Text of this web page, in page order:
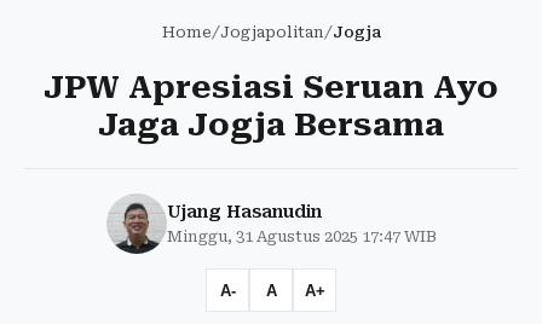
Home/Jogjapolitan/Jogja
JPW Apresiasi Seruan Ayo
Jaga Jogja Bersama
Ujang Hasanudin
Minggu, 31 Agustus 2025 17:47 WIB
A- A A+